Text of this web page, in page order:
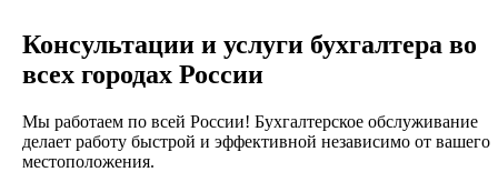
Консультации и услуги бухгалтера во
всех городах России
Мы работаем по всей России! Бухгалтерское обслуживание
делает работу быстрой и эффективной независимо от вашего
местоположения.